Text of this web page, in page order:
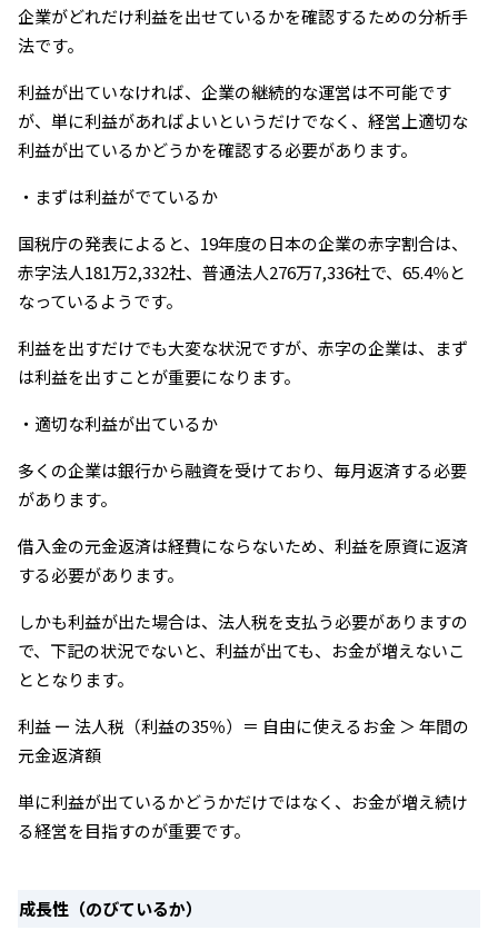
企業がどれだけ利益を出せているかを確認するための分析手
法です。
利益が出ていなければ、企業の継続的な運営は不可能です
が、単に利益があればよいというだけでなく、経営上適切な
利益が出ているかどうかを確認する必要があります。
・まずは利益がでているか
国税庁の発表によると、19年度の日本の企業の赤字割合は、
赤字法人181万2,332社、普通法人276万7,336社で、65.4％と
なっているようです。
利益を出すだけでも大変な状況ですが、赤字の企業は、まず
は利益を出すことが重要になります。
・適切な利益が出ているか
多くの企業は銀行から融資を受けており、毎月返済する必要
があります。
借入金の元金返済は経費にならないため、利益を原資に返済
する必要があります。
しかも利益が出た場合は、法人税を支払う必要がありますの
で、下記の状況でないと、利益が出ても、お金が増えないこ
ととなります。
利益 ー 法人税（利益の35％）＝ 自由に使えるお金 ＞ 年間の
元金返済額
単に利益が出ているかどうかだけではなく、お金が増え続け
る経営を目指すのが重要です。
成長性（のびているか）